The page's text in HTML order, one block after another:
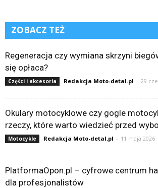
ZOBACZ TEŻ
Regeneracja czy wymiana skrzyni
się opłaca?
Części i akcesoria Redakcja Moto-detal.pl - 29
Okulary motocyklowe czy gogle
rzeczy, które warto wiedzieć przed
Motocykle Redakcja Moto-detal.pl - 11 maja 2026
PlatformaOpon.pl – cyfrowe centrum
dla profesjonalistów